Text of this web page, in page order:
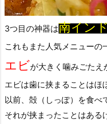
3つ目の神器は南イン
これもまた人気メニューの
エビが大きく噛みごたえ
エビは歯に挟まることはほ
以前、殻（しっぽ）を食べ
それが挟まったことはある